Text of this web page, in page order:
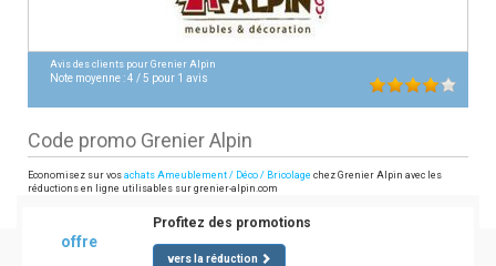
Avis des clients pour Grenier Alpin
Note moyenne :4 /5 pour 1 avis
Code promo Grenier Alpin
Economisez sur vos achats Ameublement / Déco / Bricolage chez Grenier Alpin avec les
réductions en ligne utilisables sur grenier-alpin.com
offre
Profitez des promotions
vers la réduction